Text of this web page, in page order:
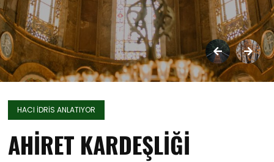
HACI İDRİS ANLATIYOR
AHİRET KARDEŞLİĞİ